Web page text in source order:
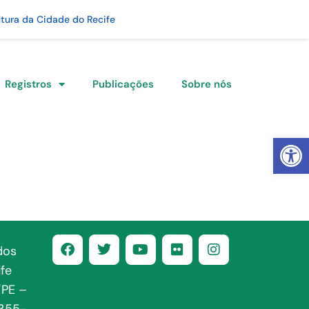
Abrir
da Cidade do Recife
Registros Publicações Sobre nós
–